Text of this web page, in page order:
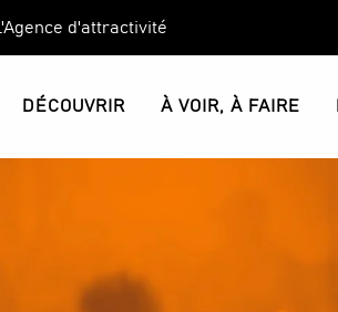
L'Agence d'attractivité
DÉCOUVRIR À VOIR, À FAIRE